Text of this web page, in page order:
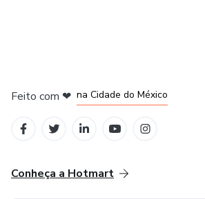
Feito com ❤ na Cidade do México
Conheça a Hotmart